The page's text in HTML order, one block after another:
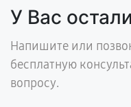
У Вас
Напишите или
бесплатную
вопросу.